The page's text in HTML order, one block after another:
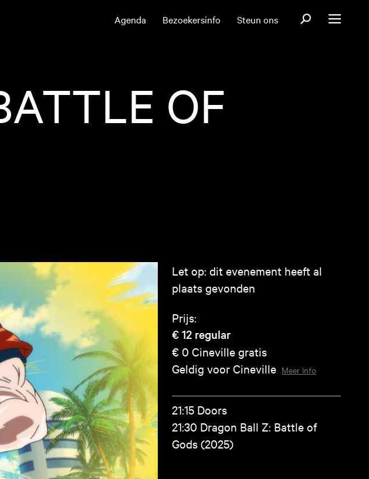
Agenda Bezoekersinfo Steun ons OpenOpen menu
OF
Let op: dit evenement heeft al
plaats gevonden
Prijs:
€ 12 regular
€ 0 Cineville gratis
Geldig voor Cineville Meer info
21:15 Doors
21:30 Dragon Ball Z: Battle of
Gods (2025)